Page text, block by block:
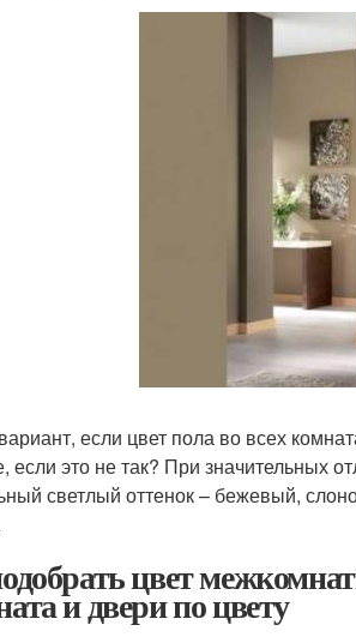
если цвет пола во всех
если это не так? При значительных
светлый оттенок – бежевый,
цвет
и двери по цвету